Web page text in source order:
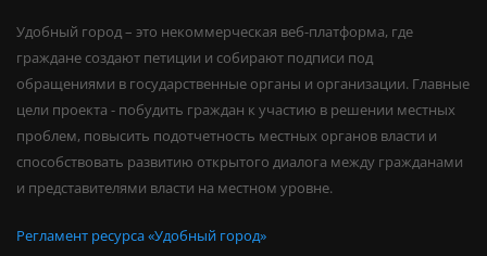
Удобный город – это некоммерческая веб-платформа, где
граждане создают петиции и собирают подписи под
обращениями в государственные органы и организации. Главные
цели проекта - побудить граждан к участию в решении местных
проблем, повысить подотчетность местных органов власти и
способствовать развитию открытого диалога между гражданами
и представителями власти на местном уровне.
Регламент ресурса «Удобный город»